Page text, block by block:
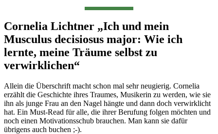
Cornelia Lichtner „Ich und mein
Musculus decisiosus major: Wie ich
lernte, meine Träume selbst zu
verwirklichen“
Allein die Überschrift macht schon mal sehr neugierig. Cornelia
erzählt die Geschichte ihres Traumes, Musikerin zu werden, wie sie
ihn als junge Frau an den Nagel hängte und dann doch verwirklicht
hat. Ein Must-Read für alle, die ihrer Berufung folgen möchten und
noch einen Motivationsschub brauchen. Man kann sie dafür
übrigens auch buchen ;-).